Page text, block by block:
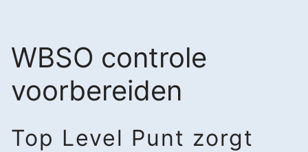
WBSO controle
voorbereiden
Top Level Punt zorgt